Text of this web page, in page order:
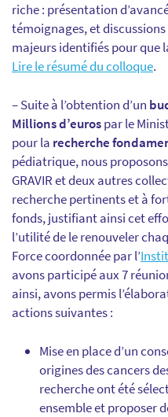
riche : présentation
témoignages, et
majeurs identifiés pour que
Lire le résumé du colloque.
– Suite à l’obtention d’un
Millions d’eurospar le
pour la recherche
pédiatrique, nous
GRAVIR et deux autres
recherche pertinents et à
fonds, justifiant ainsi cet
l’utilité de le renouveler
Force coordonnée par l’
avons participé aux 7
ainsi, avons permis
actions suivantes :
Mise en place d’un
origines des cancers
recherche ont été
ensemble et proposer